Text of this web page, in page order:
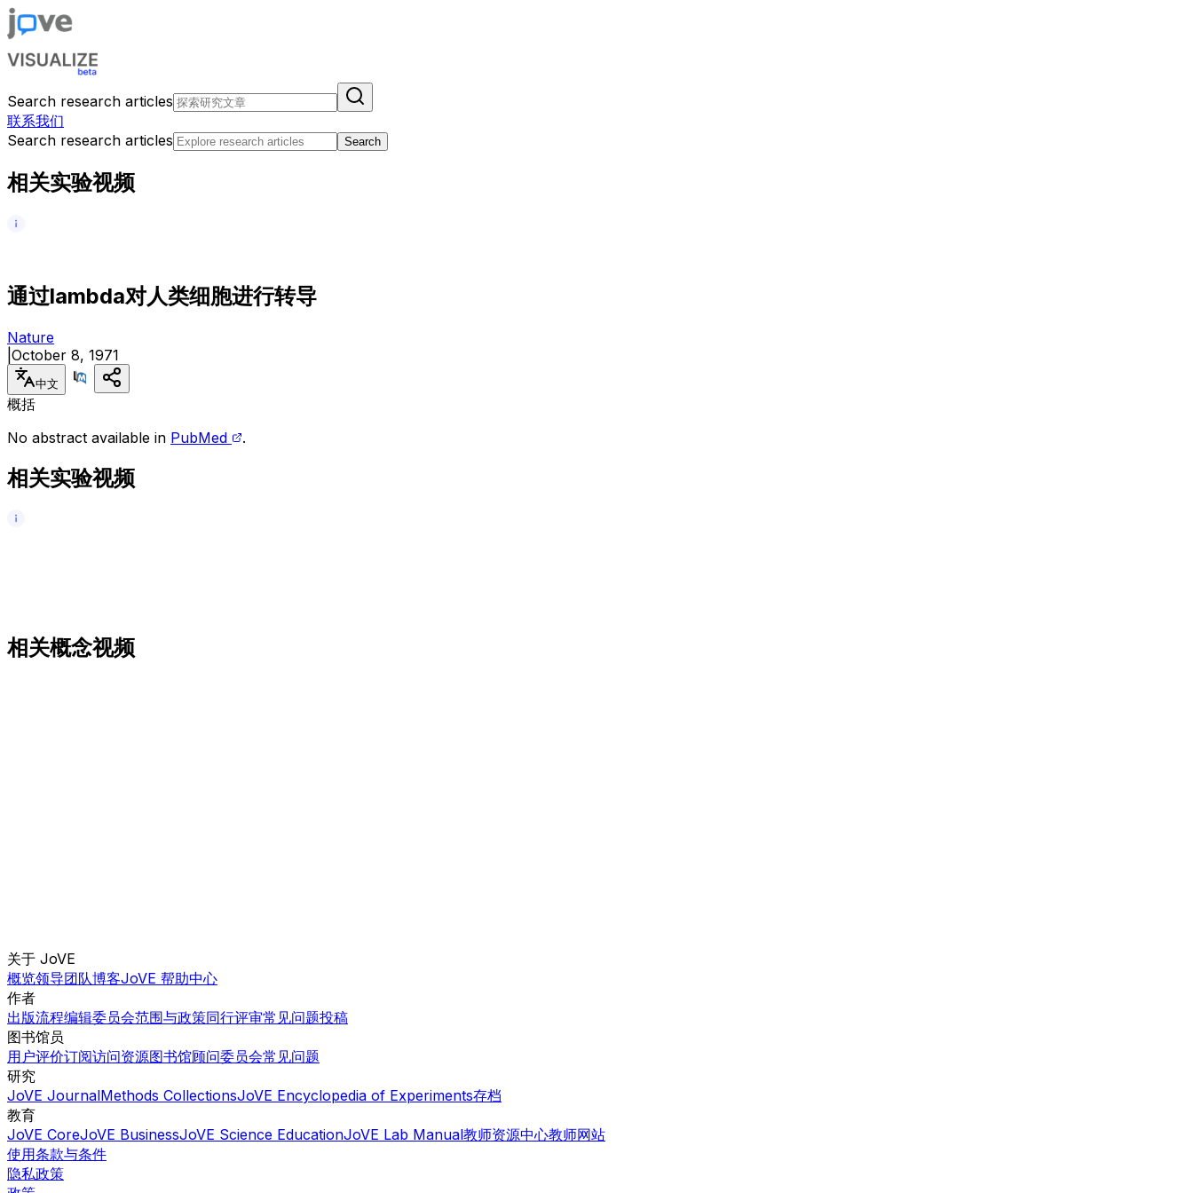
Search research articles
联系我们
Search research articles
Search
相关实验视频
通过lambda对人类细胞进行转导
Nature
October 8, 1971
中文
概括
No abstract available in PubMed .
相关实验视频
相关概念视频
关于 JoVE
概览领导团队博客JoVE 帮助中心
作者
出版流程编辑委员会范围与政策同行评审常见问题投稿
图书馆员
用户评价订阅访问资源图书馆顾问委员会常见问题
研究
JoVE JournalMethods CollectionsJoVE Encyclopedia of Experiments存档
教育
JoVE CoreJoVE BusinessJoVE Science EducationJoVE Lab Manual教师资源中心教师网站
使用条款与条件
隐私政策